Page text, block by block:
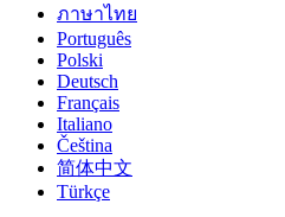
ภาษาไทย
Português
Polski
Deutsch
Français
Italiano
Čeština
简体中文
Türkçe